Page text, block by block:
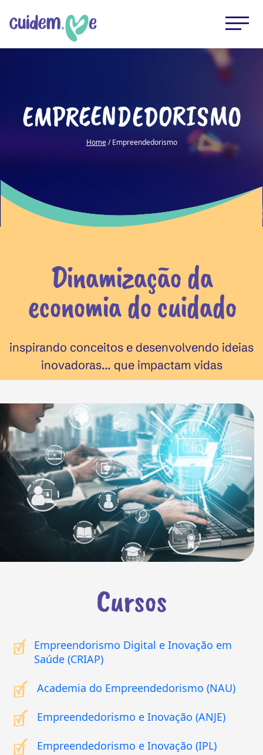
EMPREENDEDORISMO
Home/ Empreendedorismo
Dinamização da
economia do cuidado
inspirando conceitos e desenvolvendo ideias
inovadoras... que impactam vidas
Cursos
Empreendorismo Digital e Inovação em
Saúde (CRIAP)
Academia do Empreendedorismo (NAU)
Empreendedorismo e Inovação (ANJE)
Empreendedorismo e Inovação (IPL)